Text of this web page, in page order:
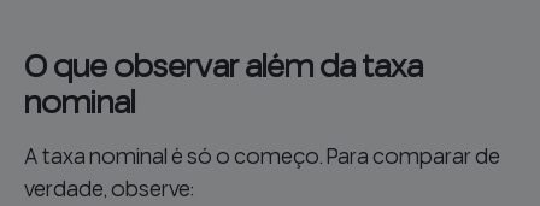
O que observar além da taxa
nominal
A taxa nominal é só o começo. Para comparar de
verdade, observe: